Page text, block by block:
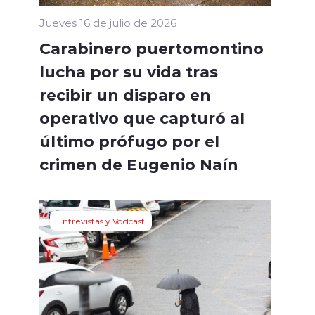
Jueves 16 de julio de 2026
Carabinero puertomontino
lucha por su vida tras
recibir un disparo en
operativo que capturó al
último prófugo por el
crimen de Eugenio Naín
Entrevistas y Vodcast